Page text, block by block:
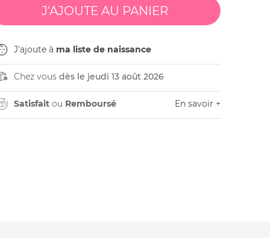
J'ajoute à ma liste de naissance
Chez vous dès le jeudi 13 août 2026
Satisfaitou Remboursé En savoir +